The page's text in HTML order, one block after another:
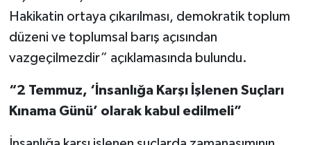
Hakikatin ortaya çıkarılması, demokratik toplum
düzeni ve toplumsal barış açısından
vazgeçilmezdir” açıklamasında bulundu.
“2 Temmuz, ‘İnsanlığa Karşı İşlenen Suçları
Kınama Günü’ olarak kabul edilmeli”